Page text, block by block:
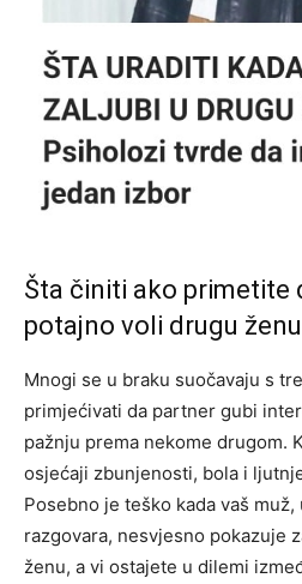
Šta činiti ako primetite
potajno voli drugu ženu
Mnogi se u braku suočavaju s
primjećivati da partner gubi
pažnju prema nekome drugom.
osjećaji zbunjenosti, bola i
Posebno je teško kada vaš
razgovara, nesvjesno pokazuje
ženu, a vi ostajete u dilemi